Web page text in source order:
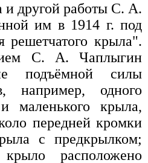
и другой работы С. А.
им в 1914 г. под
решетчатого крыла".
С. А. Чаплыгин
подъёмной силы
например, одного
маленького крыла,
передней кромки
с предкрылком;
расположено